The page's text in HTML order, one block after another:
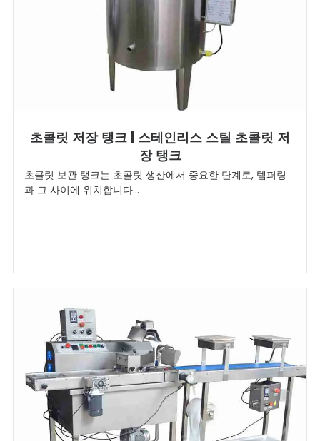
초콜릿 저장 탱크 | 스테인리스 스틸 초콜릿 저
장 탱크
초콜릿 보관 탱크는 초콜릿 생산에서 중요한 단계로, 템퍼링
과 그 사이에 위치합니다...